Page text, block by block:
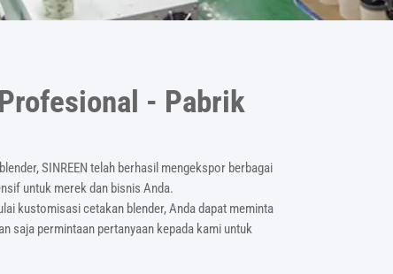
- Pabrik
SINREEN telah berhasil mengekspor berbagai
untuk merek dan bisnis Anda.
kustomisasi cetakan blender, Anda dapat meminta
saja permintaan pertanyaan kepada kami untuk